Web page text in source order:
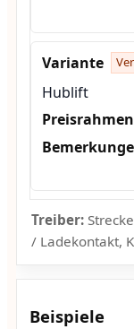
Hublift
Treiber:
/ Ladekontakt,
Beispiele